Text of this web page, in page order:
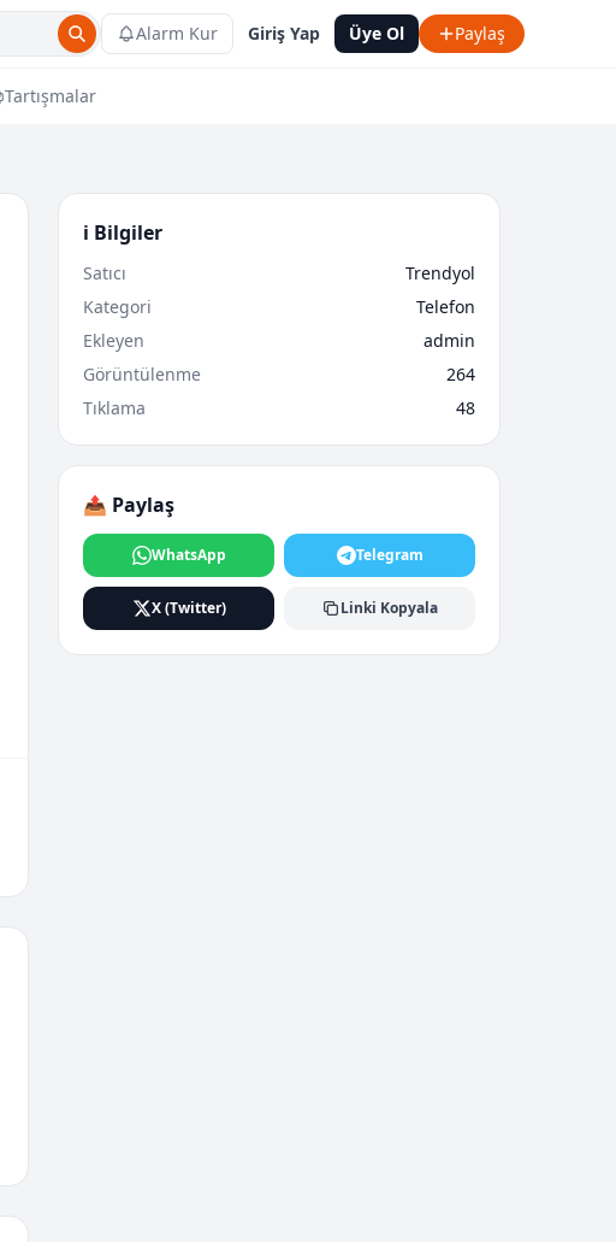
Alarm Kur Giriş Yap Üye Ol Paylaş
Tartışmalar
ℹ️ Bilgiler
Satıcı
Trendyol
Kategori
Telefon
Ekleyen
admin
Görüntülenme
264
Tıklama
48
📤 Paylaş
WhatsApp Telegram
X (Twitter) Linki Kopyala